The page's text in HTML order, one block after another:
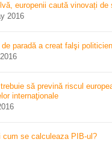
europenii caută vinovați de
2016
paradă a creat falşi
să prevină riscul
internaţionale
cum se calculeaza PIB-ul?